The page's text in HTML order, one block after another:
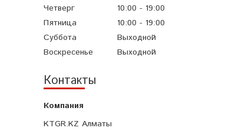
Четверг
10:00
19:00
Пятница
10:00
19:00
Суббота
Выходной
Воскресенье
Выходной
Контакты
KTGR.KZ Алматы